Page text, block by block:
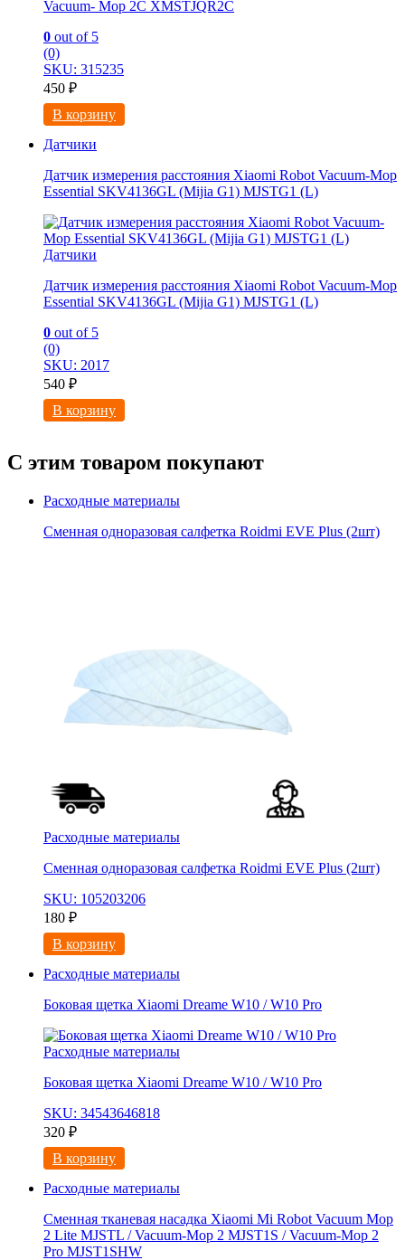
Vacuum- Mop 2C XMSTJQR2C
0 out of 5
(0)
SKU: 315235
450 ₽
В корзину
Датчики
Датчик измерения расстояния Xiaomi Robot Vacuum-Mop
Essential SKV4136GL (Mijia G1) MJSTG1 (L)
Датчики
Датчик измерения расстояния Xiaomi Robot Vacuum-Mop
Essential SKV4136GL (Mijia G1) MJSTG1 (L)
0 out of 5
(0)
SKU: 2017
540 ₽
В корзину
С этим товаром покупают
Расходные материалы
Сменная одноразовая салфетка Roidmi EVE Plus (2шт)
Расходные материалы
Сменная одноразовая салфетка Roidmi EVE Plus (2шт)
SKU: 105203206
180 ₽
В корзину
Расходные материалы
Боковая щетка Xiaomi Dreame W10 / W10 Pro
Расходные материалы
Боковая щетка Xiaomi Dreame W10 / W10 Pro
SKU: 34543646818
320 ₽
В корзину
Расходные материалы
Сменная тканевая насадка Xiaomi Mi Robot Vacuum Mop
2 Lite MJSTL / Vacuum-Mop 2 MJST1S / Vacuum-Mop 2
Pro MJST1SHW